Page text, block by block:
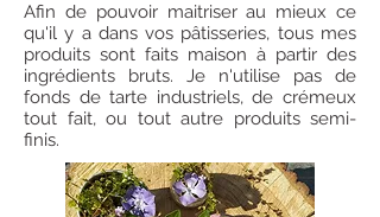
Afin de pouvoir maitriser au mieux ce
qu'il y a dans vos pâtisseries, tous mes
produits sont faits maison à partir des
ingrédients bruts. Je n'utilise pas de
fonds de tarte industriels, de crémeux
tout fait, ou tout autre produits semi-
finis.